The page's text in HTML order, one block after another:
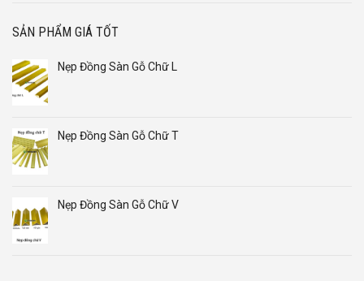
SẢN PHẨM GIÁ TỐT
Nẹp Đồng Sàn Gỗ Chữ L
Nẹp Đồng Sàn Gỗ Chữ T
Nẹp Đồng Sàn Gỗ Chữ V